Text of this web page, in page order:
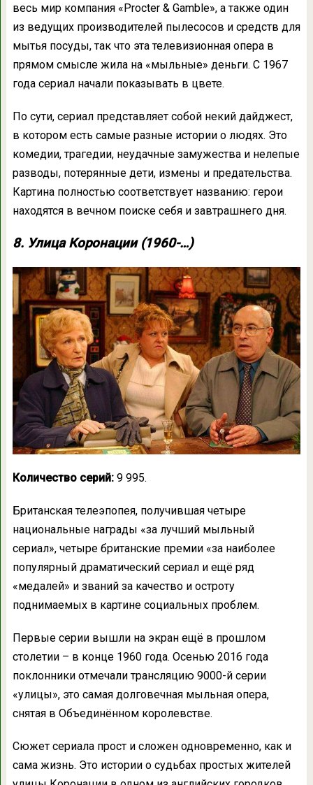
весь мир компания «Procter & Gamble», а также один
из ведущих производителей пылесосов и средств для
мытья посуды, так что эта телевизионная опера в
прямом смысле жила на «мыльные» деньги. С 1967
года сериал начали показывать в цвете.
По сути, сериал представляет собой некий дайджест,
в котором есть самые разные истории о людях. Это
комедии, трагедии, неудачные замужества и нелепые
разводы, потерянные дети, измены и предательства.
Картина полностью соответствует названию: герои
находятся в вечном поиске себя и завтрашнего дня.
8. Улица Коронации (1960-…)
Количество серий:9 995.
Британская телеэпопея, получившая четыре
национальные награды «за лучший мыльный
сериал», четыре британские премии «за наиболее
популярный драматический сериал и ещё ряд
«медалей» и званий за качество и остроту
поднимаемых в картине социальных проблем.
Первые серии вышли на экран ещё в прошлом
столетии – в конце 1960 года. Осенью 2016 года
поклонники отмечали трансляцию 9000-й серии
«улицы», это самая долговечная мыльная опера,
снятая в Объединённом королевстве.
Сюжет сериала прост и сложен одновременно, как и
сама жизнь. Это истории о судьбах простых жителей